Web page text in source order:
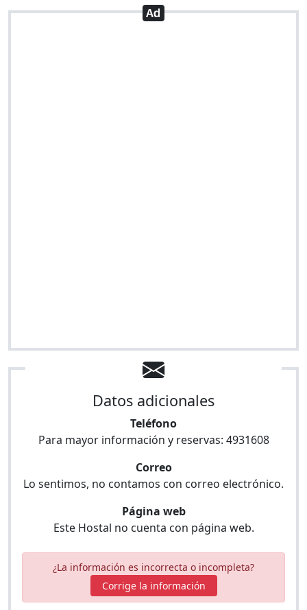
Datos adicionales
Teléfono
Para mayor información y reservas: 4931608
Correo
Lo sentimos, no contamos con correo electrónico.
Página web
Este Hostal no cuenta con página web.
¿La información es incorrecta o incompleta?
Corrige la información